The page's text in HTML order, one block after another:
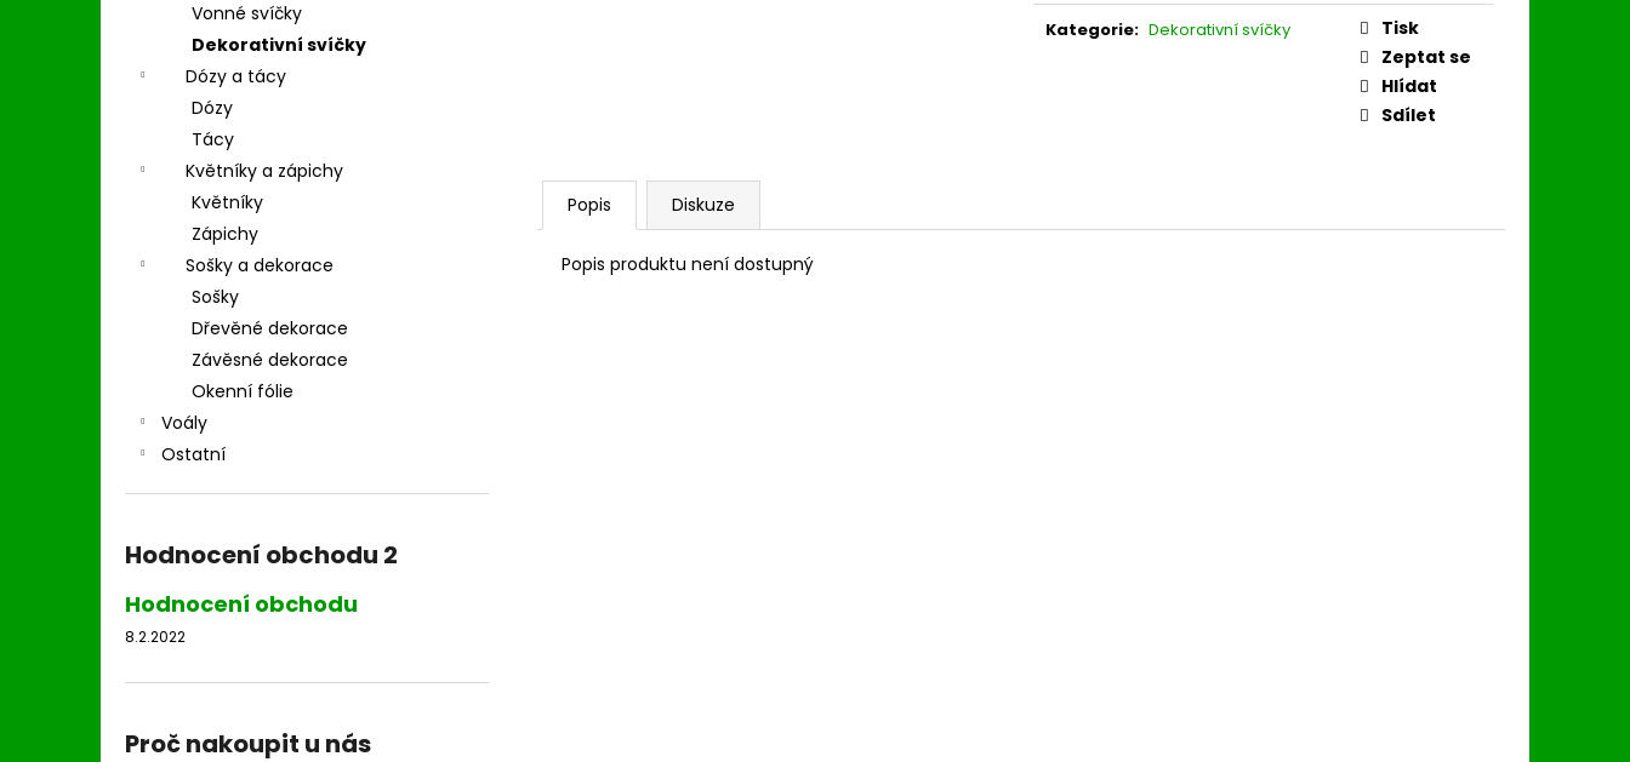
Vonné svíčky
Dekorativní svíčky
Dózy a tácy
Dózy
Tácy
Květníky a zápichy
Květníky
Zápichy
Sošky a dekorace
Sošky
Dřevěné dekorace
Závěsné dekorace
Okenní fólie
Voály
Ostatní
Hodnocení obchodu 2
Hodnocení obchodu
8.2.2022
Proč nakoupit u nás
Kategorie: Dekorativní svíčky
Tisk
Zeptat se
Hlídat
Sdílet
Popis Diskuze
Popis produktu není dostupný